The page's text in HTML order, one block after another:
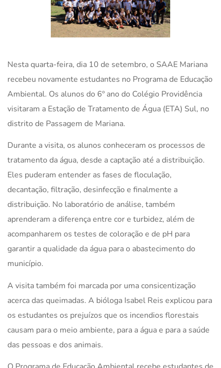
Nesta quarta-feira, dia 10 de setembro, o SAAE Mariana
recebeu novamente estudantes no Programa de Educação
Ambiental. Os alunos do 6º ano do Colégio Providência
visitaram a Estação de Tratamento de Água (ETA) Sul, no
distrito de Passagem de Mariana.
Durante a visita, os alunos conheceram os processos de
tratamento da água, desde a captação até a distribuição.
Eles puderam entender as fases de floculação,
decantação, filtração, desinfecção e finalmente a
distribuição. No laboratório de análise, também
aprenderam a diferença entre cor e turbidez, além de
acompanharem os testes de coloração e de pH para
garantir a qualidade da água para o abastecimento do
município.
A visita também foi marcada por uma consicentização
acerca das queimadas. A bióloga Isabel Reis explicou para
os estudantes os prejuízos que os incendios florestais
causam para o meio ambiente, para a água e para a saúde
das pessoas e dos animais.